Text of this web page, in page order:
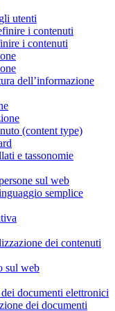
utenti
i contenuti
i contenuti
dell’informazione
(content type)
e tassonomie
sul web
semplice
dei contenuti
sul web
documenti elettronici
dei documenti